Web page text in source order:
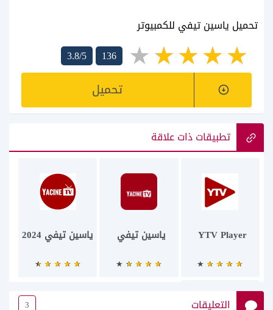
تحميل ياسين تيفي للكمبيوتر
3.8/5
136
تحميل
تطبيقات ذات علاقة
YTV Player ياسين تيفي ياسين تيفي 2024
التعليقات 3